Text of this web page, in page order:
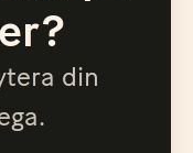
din